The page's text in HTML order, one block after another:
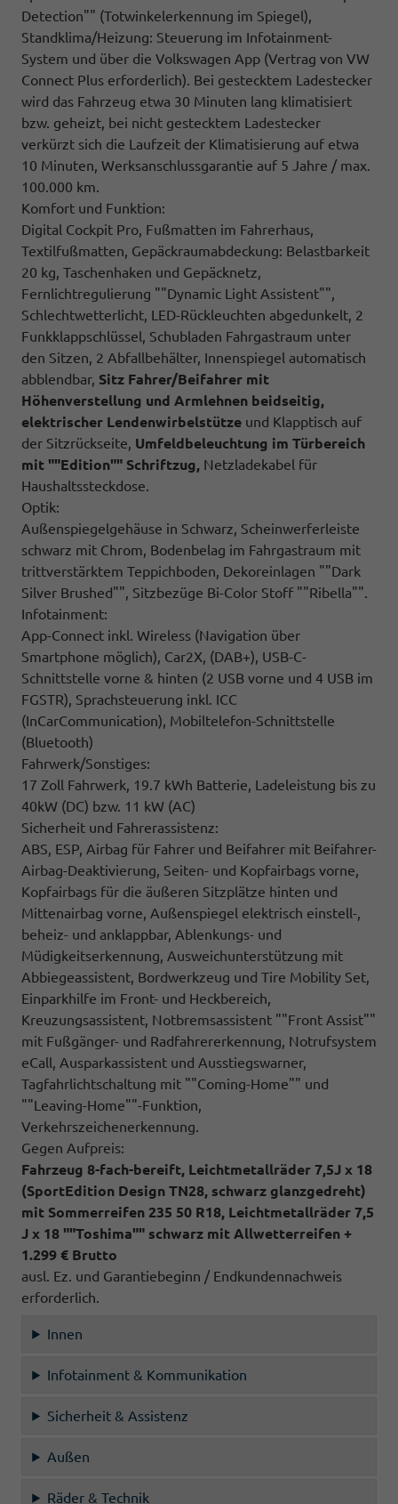
Detection"" (Totwinkelerkennung im Spiegel),
Standklima/Heizung: Steuerung im Infotainment-
System und über die Volkswagen App (Vertrag von VW
Connect Plus erforderlich). Bei gestecktem Ladestecker
wird das Fahrzeug etwa 30 Minuten lang klimatisiert
bzw. geheizt, bei nicht gestecktem Ladestecker
verkürzt sich die Laufzeit der Klimatisierung auf etwa
10 Minuten, Werksanschlussgarantie auf 5 Jahre / max.
100.000 km.
Komfort und Funktion:
Digital Cockpit Pro, Fußmatten im Fahrerhaus,
Textilfußmatten, Gepäckraumabdeckung: Belastbarkeit
20 kg, Taschenhaken und Gepäcknetz,
Fernlichtregulierung ""Dynamic Light Assistent"",
Schlechtwetterlicht, LED-Rückleuchten abgedunkelt, 2
Funkklappschlüssel, Schubladen Fahrgastraum unter
den Sitzen, 2 Abfallbehälter, Innenspiegel automatisch
abblendbar, Sitz Fahrer/Beifahrer mit
Höhenverstellung und Armlehnen beidseitig,
elektrischer Lendenwirbelstütze und Klapptisch auf
der Sitzrückseite, Umfeldbeleuchtung im Türbereich
mit ""Edition"" Schriftzug, Netzladekabel für
Haushaltssteckdose.
Optik:
Außenspiegelgehäuse in Schwarz, Scheinwerferleiste
schwarz mit Chrom, Bodenbelag im Fahrgastraum mit
trittverstärktem Teppichboden, Dekoreinlagen ""Dark
Silver Brushed"", Sitzbezüge Bi-Color Stoff ""Ribella"".
Infotainment:
App-Connect inkl. Wireless (Navigation über
Smartphone möglich), Car2X, (DAB+), USB-C-
Schnittstelle vorne & hinten (2 USB vorne und 4 USB im
FGSTR), Sprachsteuerung inkl. ICC
(InCarCommunication), Mobiltelefon-Schnittstelle
(Bluetooth)
Fahrwerk/Sonstiges:
17 Zoll Fahrwerk, 19.7 kWh Batterie, Ladeleistung bis zu
40kW (DC) bzw. 11 kW (AC)
Sicherheit und Fahrerassistenz:
ABS, ESP, Airbag für Fahrer und Beifahrer mit Beifahrer-
Airbag-Deaktivierung, Seiten- und Kopfairbags vorne,
Kopfairbags für die äußeren Sitzplätze hinten und
Mittenairbag vorne, Außenspiegel elektrisch einstell-,
beheiz- und anklappbar, Ablenkungs- und
Müdigkeitserkennung, Ausweichunterstützung mit
Abbiegeassistent, Bordwerkzeug und Tire Mobility Set,
Einparkhilfe im Front- und Heckbereich,
Kreuzungsassistent, Notbremsassistent ""Front Assist""
mit Fußgänger- und Radfahrererkennung, Notrufsystem
eCall, Ausparkassistent und Ausstiegswarner,
Tagfahrlichtschaltung mit ""Coming-Home"" und
""Leaving-Home""-Funktion,
Verkehrszeichenerkennung.
Gegen Aufpreis:
Fahrzeug 8-fach-bereift, Leichtmetallräder 7,5J x 18
(SportEdition Design TN28, schwarz glanzgedreht)
mit Sommerreifen 235 50 R18, Leichtmetallräder 7,5
J x 18 ""Toshima"" schwarz mit Allwetterreifen +
1.299 € Brutto
ausl. Ez. und Garantiebeginn / Endkundennachweis
erforderlich.
Innen
Infotainment & Kommunikation
Sicherheit & Assistenz
Außen
Räder & Technik